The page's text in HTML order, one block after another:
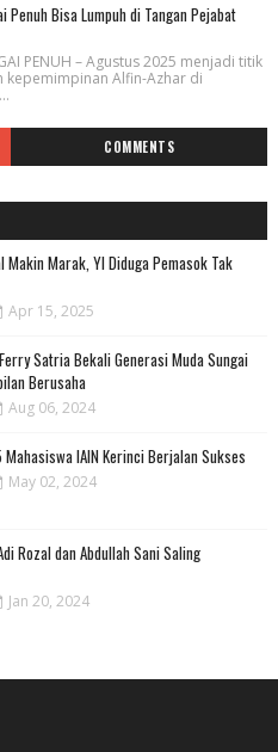
Penuh Bisa Lumpuh di Tangan Pejabat
PENUH – Agustus 2025 menjadi titik
kepemimpinan Alfin-Azhar di
COMMENTS
Marak, YI Diduga Pemasok Tak
Apr 15, 2025
Satria Bekali Generasi Muda Sungai
Berusaha
Aug 06, 2024
IAIN Kerinci Berjalan Sukses
May 02, 2024
Rozal dan Abdullah Sani Saling
Jan 20, 2024